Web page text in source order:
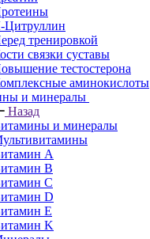
Цитруллин
тренировкой
связки суставы
тестостерона
аминокислоты
и минералы
Назад
и минералы
A
B
C
D
E
K